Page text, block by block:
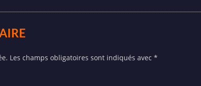
Les champs obligatoires sont indiqués avec *